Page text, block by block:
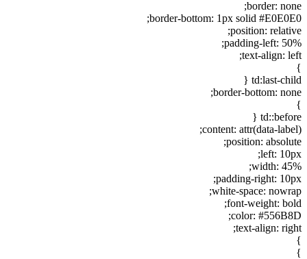
border: none;
border-bottom: 1px solid #E0E0E0;
position: relative;
padding-left: 50%;
text-align: left;
}
td:last-child {
border-bottom: none;
}
td::before {
content: attr(data-label);
position: absolute;
left: 10px;
width: 45%;
padding-right: 10px;
white-space: nowrap;
font-weight: bold;
color: #556B8D;
text-align: right;
}
}